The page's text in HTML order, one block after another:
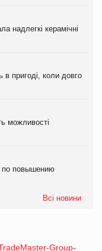
надлегкі керамічні
в пригоді, коли довго
можливості
по повышению
Всі новини